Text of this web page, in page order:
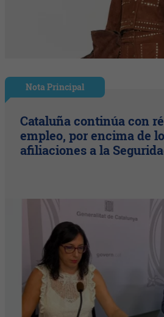
Nota Principal
Cataluña continúa con
empleo, por encima de
afiliaciones a la